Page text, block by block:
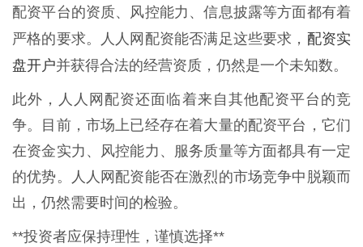
配资平台的资质、风控能力、信息披露等方面都有着
严格的要求。人人网配资能否满足这些要求， 配资实
盘开户并获得合法的经营资质，仍然是一个未知数。
此外，人人网配资还面临着来自其他配资平台的竞
争。目前，市场上已经存在着大量的配资平台，它们
在资金实力、风控能力、服务质量等方面都具有一定
的优势。人人网配资能否在激烈的市场竞争中脱颖而
出，仍然需要时间的检验。
**投资者应保持理性，谨慎选择**